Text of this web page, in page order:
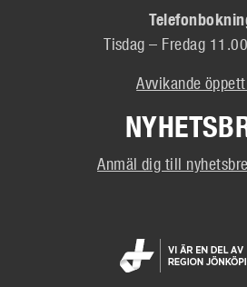
Tisdag – Fredag
Avvikande
Anmäl dig till